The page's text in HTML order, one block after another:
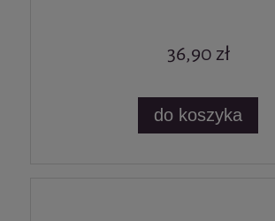
36,90 zł
do koszyka